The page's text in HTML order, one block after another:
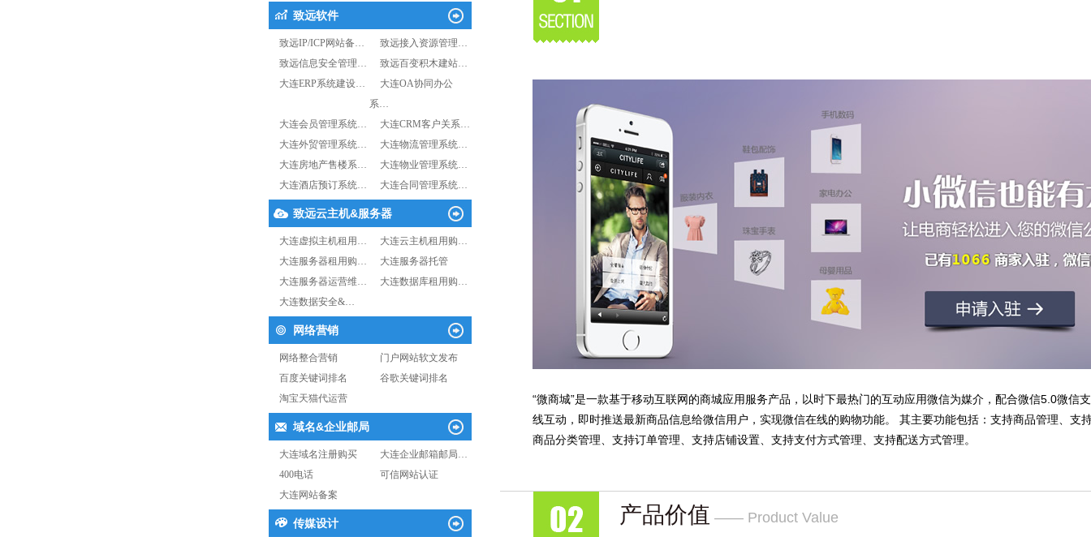
致远软件
致远IP/ICP网站备…
致远接入资源管理…
致远信息安全管理…
致远百变积木建站…
大连ERP系统建设…
大连OA协同办公
系…
大连会员管理系统…
大连CRM客户关系…
大连外贸管理系统…
大连物流管理系统…
大连房地产售楼系…
大连物业管理系统…
大连酒店预订系统…
大连合同管理系统…
致远云主机&服务器
大连虚拟主机租用…
大连云主机租用购…
大连服务器租用购…
大连服务器托管
大连服务器运营维…
大连数据库租用购…
大连数据安全&…
网络营销
网络整合营销
门户网站软文发布
百度关键词排名
谷歌关键词排名
淘宝天猫代运营
域名&企业邮局
大连域名注册购买
大连企业邮箱邮局…
400电话
可信网站认证
大连网站备案
传媒设计
“微商城”是一款基于移动互联网的商城应用服务产品，以时下最热门的互动应用微信为媒介，配合微信5.0微信
线互动，即时推送最新商品信息给微信用户，实现微信在线的购物功能。 其主要功能包括：支持商品管理、支
商品分类管理、支持订单管理、支持店铺设置、支持支付方式管理、支持配送方式管理。
产品价值 —— Product Value